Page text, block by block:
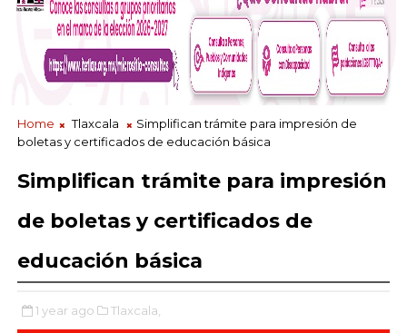
Home Tlaxcala
Simplifican trámite para impresión de
boletas y certificados de educación básica
Simplifican trámite para impresión
de boletas y certificados de
educación básica
1 year ago Tlaxcala,